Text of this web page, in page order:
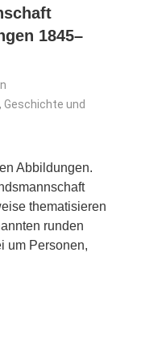
1845–
Geschichte und
Abbildungen.
thematisieren
runden
um Personen,